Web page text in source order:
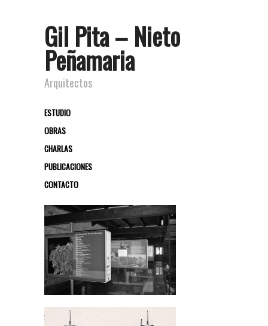
Gil Pita – Nieto
Peñamaria
Arquitectos
ESTUDIO
OBRAS
CHARLAS
PUBLICACIONES
CONTACTO